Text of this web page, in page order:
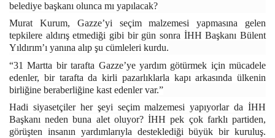
belediye başkanı olunca mı yapılacak?
Murat Kurum, Gazze’yi seçim malzemesi yapmasına gelen
tepkilere aldırış etmediği gibi bir gün sonra İHH Başkanı Bülent
Yıldırım’ı yanına alıp şu cümleleri kurdu.
“31 Martta bir tarafta Gazze’ye yardım götürmek için mücadele
edenler, bir tarafta da kirli pazarlıklarla kapı arkasında ülkenin
birliğine beraberliğine kast edenler var.”
Hadi siyasetçiler her şeyi seçim malzemesi yapıyorlar da İHH
Başkanı neden buna alet oluyor? İHH pek çok farklı partiden,
görüşten insanın yardımlarıyla desteklediği büyük bir kuruluş.